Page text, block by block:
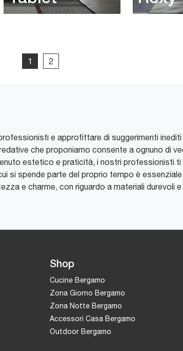
1 2
e approfittare di suggerimenti
che proponiamo consente a ognuno di
estetico e praticità, i nostri professionisti ti
si spende parte del proprio tempo è
e charme, con riguardo a materiali durevoli
Shop
Cucine Bergamo
Zona Giorno Bergamo
Zona Notte Bergamo
Accessori Casa Bergamo
Outdoor Bergamo